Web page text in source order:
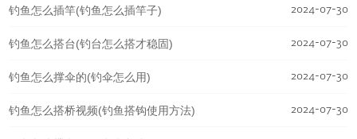
2024-07-30
钓鱼怎么插竿(钓鱼怎么插竿子)
2024-07-30
钓鱼怎么搭台(钓台怎么搭才稳固)
2024-07-30
钓鱼怎么撑伞的(钓伞怎么用)
2024-07-30
钓鱼怎么搭桥视频(钓鱼搭钩使用方法)